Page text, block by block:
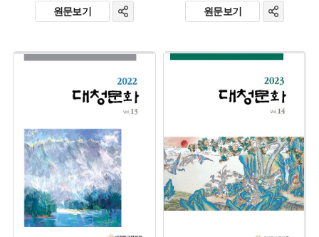
원문보기 원문보기